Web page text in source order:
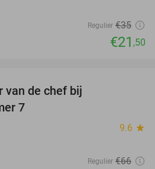
Regulier €35
€21 ,50
van de chef bij
7
9.6 star
Regulier €66